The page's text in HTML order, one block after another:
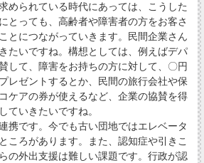
められている時代にあっては、こうした
とっても、高齢者や障害者の方をお客さ
とにつながっていきます。民間企業さん
たいですね。構想としては、例えばデパ
して、障害をお持ちの方に対して、〇円
レゼントするとか、民間の旅行会社や保
ケアの券が使えるなど、企業の協賛を得
ていきたいですね。
携です。今でも古い団地ではエレベータ
ころがあります。また、認知症や引きこ
の外出支援は難しい課題です。行政が認